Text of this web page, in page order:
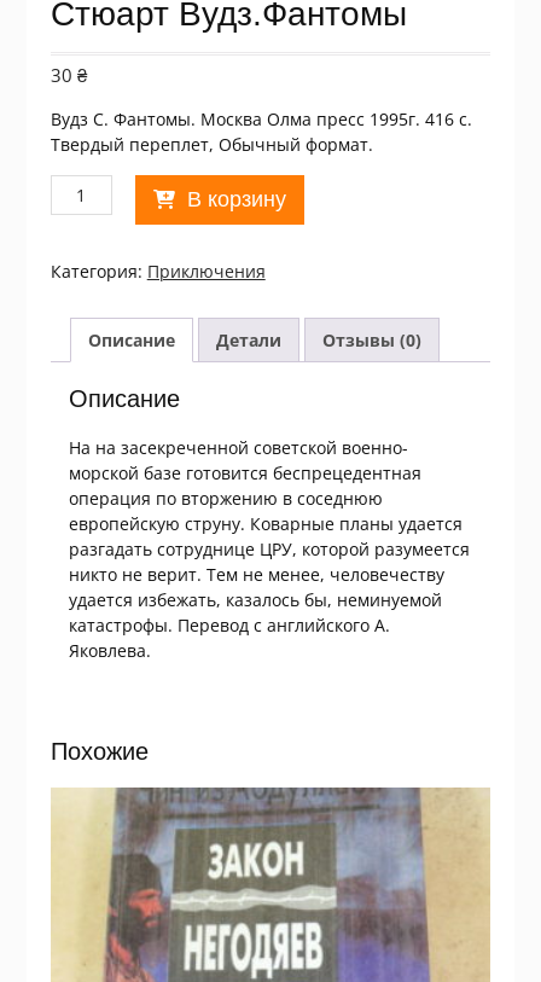
Стюарт Вудз.Фантомы
30 ₴
Вудз С. Фантомы. Москва Олма пресс 1995г. 416 с.
Твердый переплет, Обычный формат.
Количество
товара
Вудз.Фантомы
В корзину
Категория: Приключения
Описание Детали Отзывы (0)
Описание
На на засекреченной советской военно-
морской базе готовится беспрецедентная
операция по вторжению в соседнюю
европейскую струну. Коварные планы удается
разгадать сотруднице ЦРУ, которой разумеется
никто не верит. Тем не менее, человечеству
удается избежать, казалось бы, неминуемой
катастрофы. Перевод с английского А.
Яковлева.
Похожие